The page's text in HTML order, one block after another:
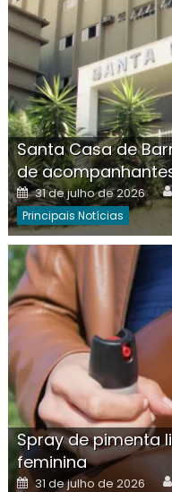
Santa Casa de
de
Posted
on
31 de julho de 2026
Principais Notícias
Spray de pimenta
feminina
Posted
31 de julho de 2026